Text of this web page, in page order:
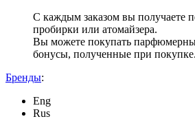
С каждым заказом вы получаете
пробирки или атомайзера.
Вы можете покупать
бонусы, полученные при покупке.
Бренды:
Eng
Rus